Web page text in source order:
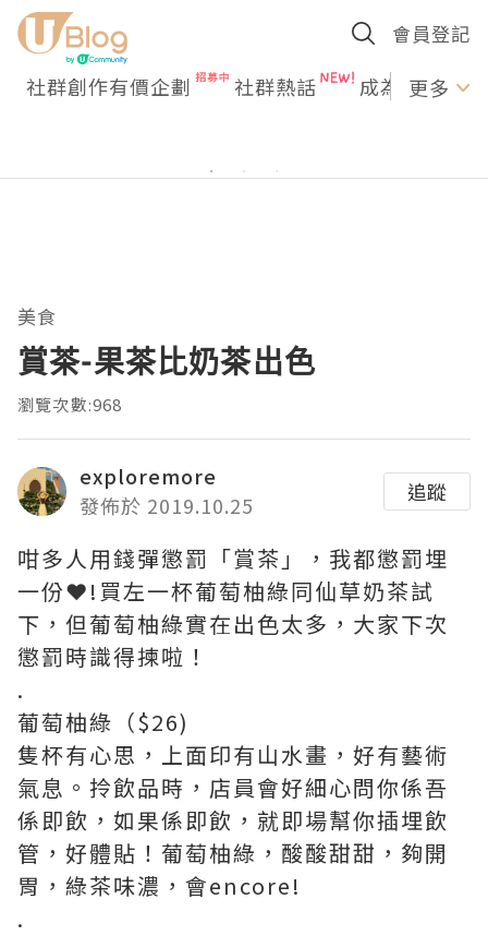
會員登記
社群創作有價企劃 社群熱話 成為U更多
美食
賞茶-果茶比奶茶出色
瀏覽次數:968
exploremore
發佈於 2019.10.25
追蹤
咁多人用錢彈懲罰「賞茶」，我都懲罰埋
一份❤️!買左一杯葡萄柚綠同仙草奶茶試
下，但葡萄柚綠實在出色太多，大家下次
懲罰時識得揀啦！
.
葡萄柚綠（$26)
隻杯有心思，上面印有山水畫，好有藝術
氣息。拎飲品時，店員會好細心問你係吾
係即飲，如果係即飲，就即場幫你插埋飲
管，好體貼！葡萄柚綠，酸酸甜甜，夠開
胃，綠茶味濃，會encore!
.